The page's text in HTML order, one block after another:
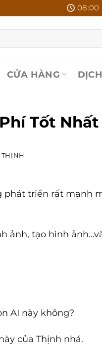
08:00
CỬA HÀNG
Tốt Nhất
phát triển rất mạnh
ảnh, tạo hình
AI này không?
của Thịnh nhá.